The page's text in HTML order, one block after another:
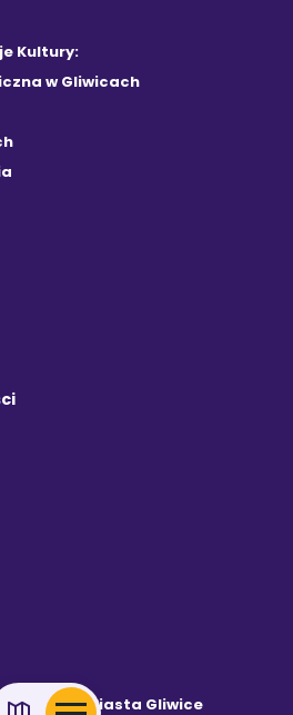
Kultury:
w Gliwicach
budżetu Miasta Gliwice